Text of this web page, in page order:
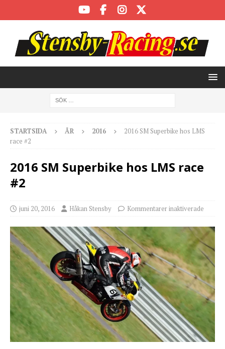
STARTSIDA ÅR 2016
2016 SM Superbike hos LMS
race #2
2016 SM Superbike hos LMS race
#2
juni 20, 2016 Håkan Stensby Kommentarer inaktiverade